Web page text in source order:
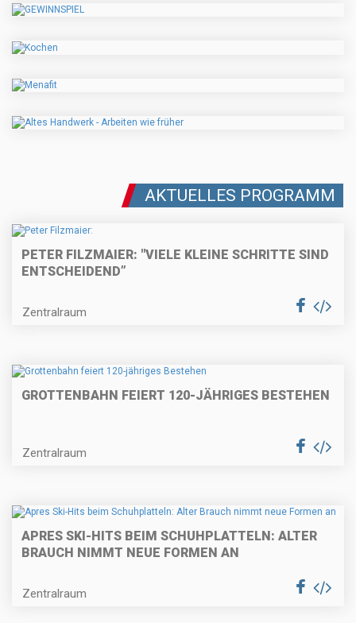
AKTUELLES PROGRAMM
PETER FILZMAIER: "VIELE KLEINE SCHRITTE SIND
ENTSCHEIDEND”
Zentralraum
GROTTENBAHN FEIERT 120-JÄHRIGES BESTEHEN
Zentralraum
APRES SKI-HITS BEIM SCHUHPLATTELN: ALTER
BRAUCH NIMMT NEUE FORMEN AN
Zentralraum